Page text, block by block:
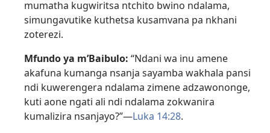
mumatha kugwiritsa ntchito bwino ndalama,
simungavutike kuthetsa kusamvana pa nkhani
zoterezi.
Mfundo ya m’Baibulo: “Ndani wa inu amene
akafuna kumanga nsanja sayamba wakhala pansi
ndi kuwerengera ndalama zimene adzawononge,
kuti aone ngati ali ndi ndalama zokwanira
kumalizira nsanjayo?”​—Luka 14:28.